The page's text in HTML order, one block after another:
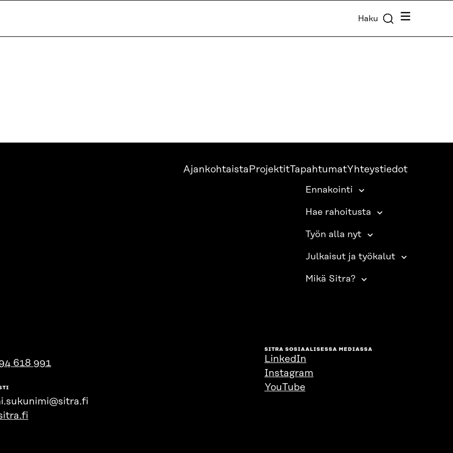
Haku Valikko
Ajankohtaista ProjektitTapahtumatYhteystiedot
Ennakointi
Hae rahoitusta
Työn alla nyt
Julkaisut ja työkalut
Mikä Sitra?
618 991
SITRA SOSIAALISESSA MEDIASSA
LinkedIn
Instagram
YouTube